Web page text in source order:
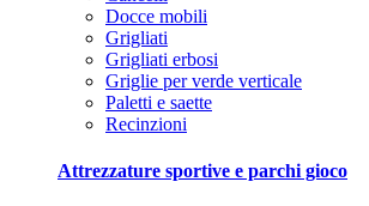
Docce mobili
Grigliati
Grigliati erbosi
Griglie per verde verticale
Paletti e saette
Recinzioni
Attrezzature sportive e parchi gioco